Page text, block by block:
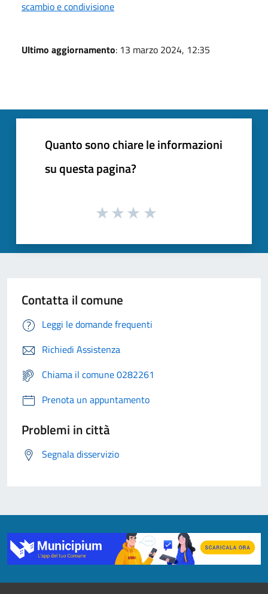
scambio e condivisione
Ultimo aggiornamento: 13 marzo 2024, 12:35
Quanto sono chiare le informazioni
su questa pagina?
Contatta il comune
Leggi le domande frequenti
Richiedi Assistenza
Chiama il comune 0282261
Prenota un appuntamento
Problemi in città
Segnala disservizio